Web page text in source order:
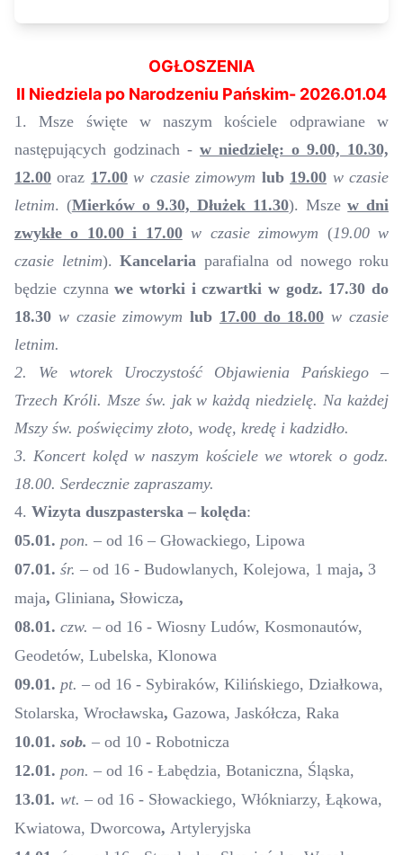
OGŁOSZENIA
II Niedziela po Narodzeniu Pańskim- 2026.01.04
1. Msze święte w naszym kościele odprawiane w
następujących godzinach - w niedzielę: o 9.00, 10.30,
12.00 oraz 17.00 w czasie zimowym lub 19.00 w czasie
letnim. (Mierków o 9.30, Dłużek 11.30). Mszew dni
zwykłe o 10.00 i 17.00 w czasie zimowym (19.00 w
czasie letnim). Kancelaria parafialna od nowego roku
będzie czynnawe wtorki i czwartki w godz. 17.30 do
18.30 w czasie zimowym lub 17.00 do 18.00 w czasie
letnim.
2. We wtorek Uroczystość Objawienia Pańskiego –
Trzech Króli. Msze św. jak w każdą niedzielę. Na każdej
Mszy św. poświęcimy złoto, wodę, kredę i kadzidło.
3. Koncert kolęd w naszym kościele we wtorek o godz.
18.00. Serdecznie zapraszamy.
4. Wizyta duszpasterska – kolęda:
05.01. pon. – od 16 – Głowackiego, Lipowa
07.01. śr. – od 16 - Budowlanych, Kolejowa, 1 maja, 3
maja, Gliniana, Słowicza,
08.01. czw. – od 16 - Wiosny Ludów, Kosmonautów,
Geodetów, Lubelska, Klonowa
09.01. pt. – od 16 - Sybiraków, Kilińskiego, Działkowa,
Stolarska, Wrocławska, Gazowa, Jaskółcza, Raka
10.01. sob. – od 10 - Robotnicza
12.01. pon. – od 16 - Łabędzia, Botaniczna, Śląska,
13.01. wt. – od 16 - Słowackiego, Włókniarzy, Łąkowa,
Kwiatowa, Dworcowa, Artyleryjska